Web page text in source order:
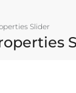
Slider